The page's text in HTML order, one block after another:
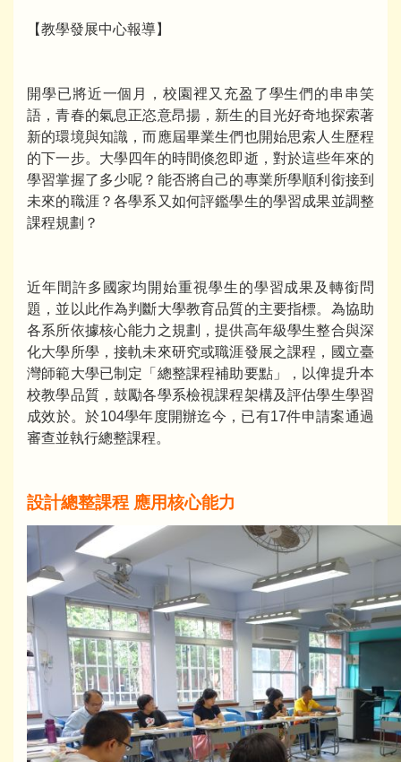
【教學發展中心報導】
開學已將近一個月，校園裡又充盈了學生們的串串笑
語，青春的氣息正恣意昂揚，新生的目光好奇地探索著
新的環境與知識，而應屆畢業生們也開始思索人生歷程
的下一步。大學四年的時間倏忽即逝，對於這些年來的
學習掌握了多少呢？能否將自己的專業所學順利銜接到
未來的職涯？各學系又如何評鑑學生的學習成果並調整
課程規劃？
近年間許多國家均開始重視學生的學習成果及轉銜問
題，並以此作為判斷大學教育品質的主要指標。為協助
各系所依據核心能力之規劃，提供高年級學生整合與深
化大學所學，接軌未來研究或職涯發展之課程，國立臺
灣師範大學已制定「總整課程補助要點」，以俾提升本
校教學品質，鼓勵各學系檢視課程架構及評估學生學習
成效於。於104學年度開辦迄今，已有17件申請案通過
審查並執行總整課程。
設計總整課程 應用核心能力